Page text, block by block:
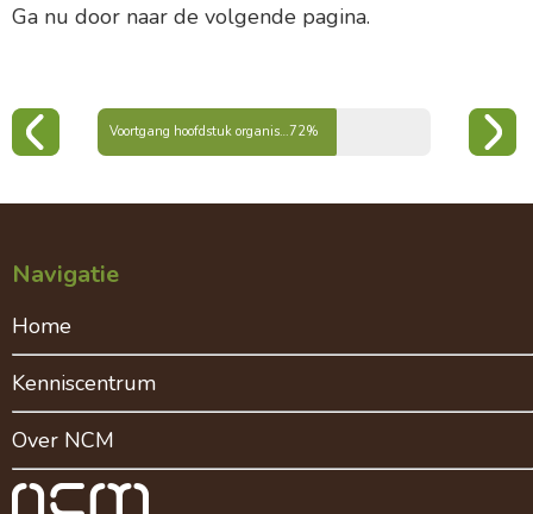
Ga nu door naar de volgende pagina.
Voortgang hoofdstuk organische stof72%
Navigatie
Home
Kenniscentrum
Over NCM